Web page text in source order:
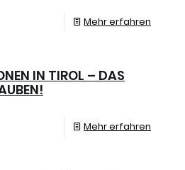
Mehr erfahren
IN TIROL – DAS
Mehr erfahren